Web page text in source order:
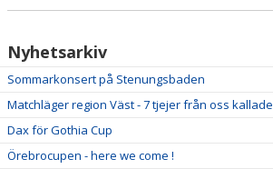
DOKUMENT
Nyhetsarkiv
Sommarkonsert på Stenungsbaden
Matchläger region Väst - 7 tjejer från oss kallade
Dax för Gothia Cup
Örebrocupen - here we come !